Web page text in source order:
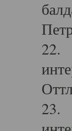
22.
23.